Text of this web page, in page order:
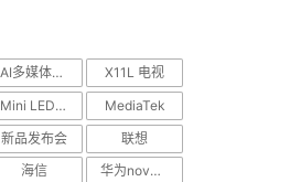
AI多媒体中心
X11L 电视
Mini LED电视
MediaTek
新品发布会
联想
海信
华为nova Flip